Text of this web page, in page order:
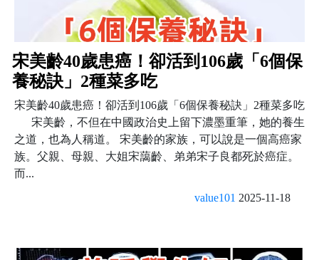
宋美齡40歲患癌！卻活到106歲「6個保
養秘訣」2種菜多吃
宋美齡40歲患癌！卻活到106歲「6個保養秘訣」2種菜多吃
宋美齡，不但在中國政治史上留下濃墨重筆，她的養生
之道，也為人稱道。 宋美齡的家族，可以說是一個高癌家
族。父親、母親、大姐宋藹齡、弟弟宋子良都死於癌症。
而...
value101 2025-11-18